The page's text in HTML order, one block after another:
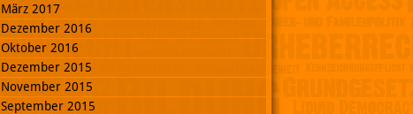
März 2017
Dezember 2016
Oktober 2016
Dezember 2015
November 2015
September 2015